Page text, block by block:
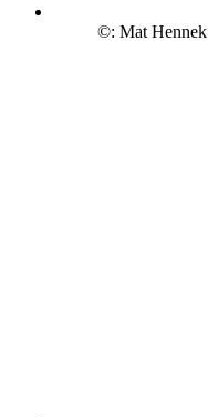
©: Mat Hennek